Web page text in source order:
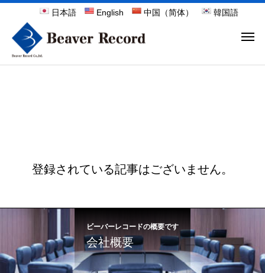
日本語 English 中国（简体） 韓国語
登録されている記事はございません。
ビーバーレコードの概要です
会社概要